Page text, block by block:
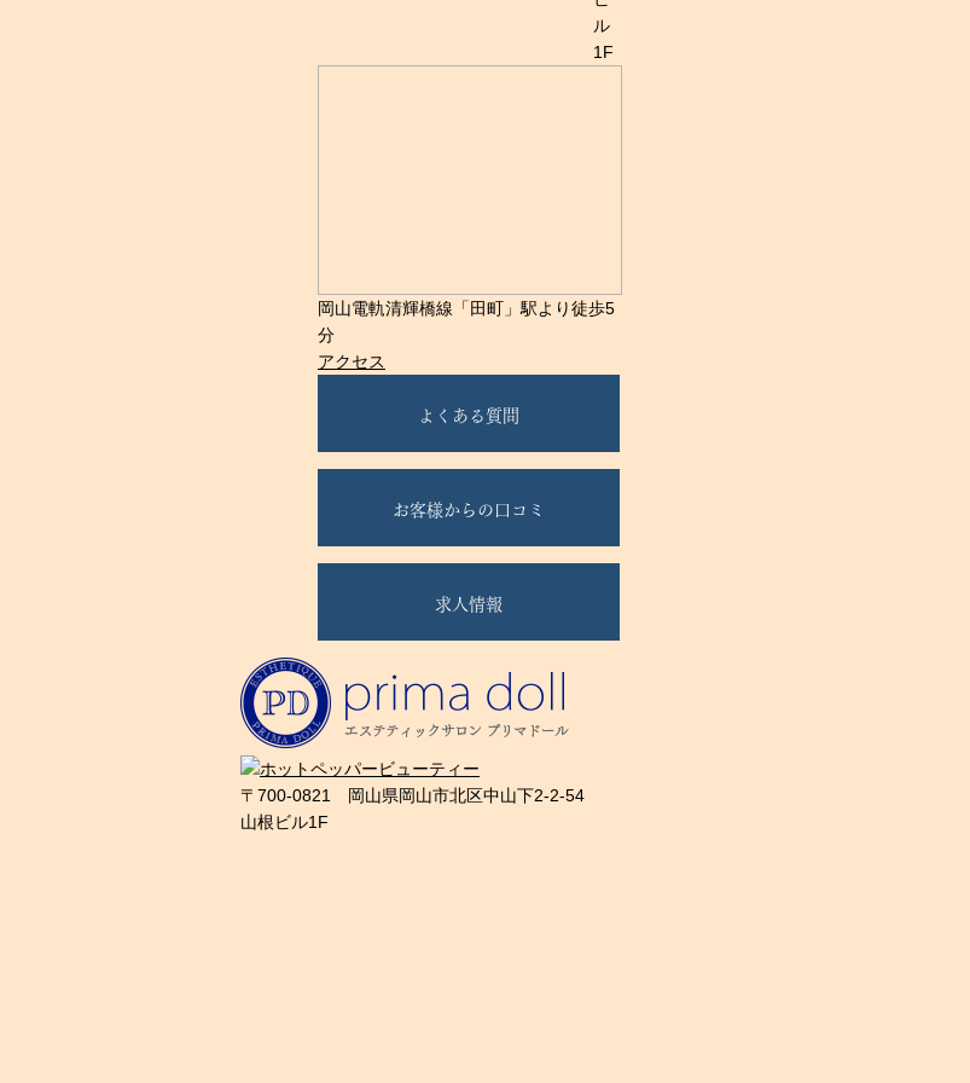
ル
1F
岡山電軌清輝橋線「田町」駅より徒歩5
分
アクセス
よくある質問
お客様からの口コミ
求人情報
〒700-0821 岡山県岡山市北区中山下2-2-54
山根ビル1F